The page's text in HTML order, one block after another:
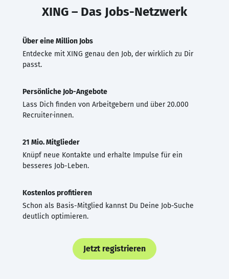
XING – Das Jobs-Netzwerk
Über eine Million Jobs
Entdecke mit XING genau den Job, der wirklich zu Dir
passt.
Persönliche Job-Angebote
Lass Dich finden von Arbeitgebern und über 20.000
Recruiter·innen.
21 Mio. Mitglieder
Knüpf neue Kontakte und erhalte Impulse für ein
besseres Job-Leben.
Kostenlos profitieren
Schon als Basis-Mitglied kannst Du Deine Job-Suche
deutlich optimieren.
Jetzt registrieren